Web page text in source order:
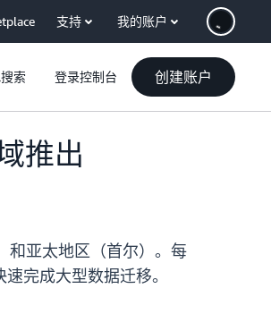
支持 我的账户
搜索 登录控制台 创建账户
推出
和亚太地区（首尔）。每
完成大型数据迁移。